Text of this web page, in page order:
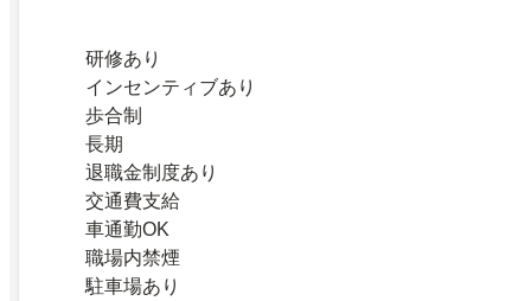
研修あり
インセンティブあり
歩合制
長期
退職金制度あり
交通費支給
車通勤OK
職場内禁煙
駐車場あり